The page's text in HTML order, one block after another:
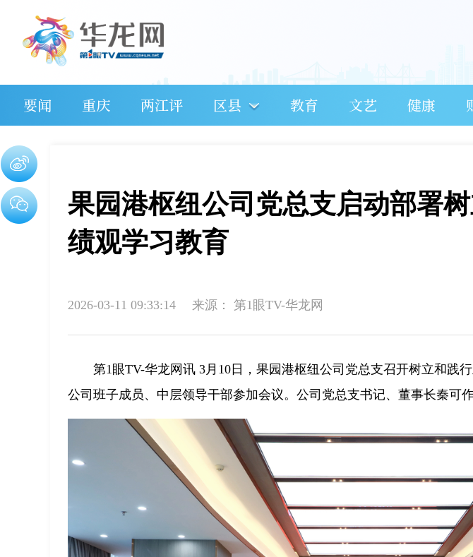
要闻 重庆 两江评 区县 教育 文艺 健康
果园港枢纽公司党总支启动部署
绩观学习教育
2026-03-11 09:33:14 来源： 第1眼TV-华龙网
第1眼TV-华龙网讯 3月10日，果园港枢纽公司党总支召开树立和践
公司班子成员、中层领导干部参加会议。公司党总支书记、董事长秦可作